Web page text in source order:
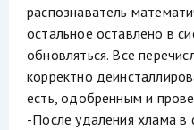
распознаватель
остальное оставлено в
обновляться. Все
корректно
есть, одобренным и
-После удаления хлама в